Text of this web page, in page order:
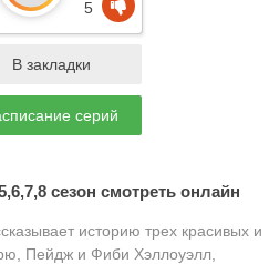
сезон смотреть онлайн
историю трех красивых и
Пейдж и Фиби Хэллоуэлл,
5
В закладки
серий